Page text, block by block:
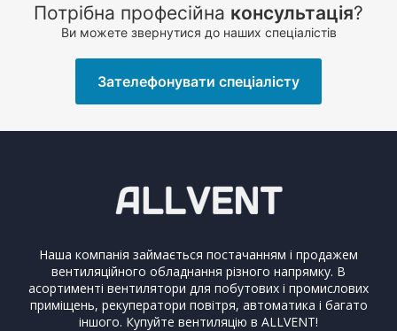
Потрібна професійна консультація?
Ви можете звернутися до наших спеціалістів
Зателефонувати спеціалісту
Наша компанія займається постачанням і продажем
вентиляційного обладнання різного напрямку. В
асортименті вентилятори для побутових і промислових
приміщень, рекуператори повітря, автоматика і багато
іншого. Купуйте вентиляцію в ALLVENT!